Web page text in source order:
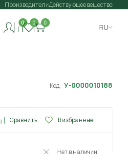
ПроизводителиДействующее вещество
0 0 0
RU
Код: У-0000010188
Сравнить В избранные
Нет в наличии